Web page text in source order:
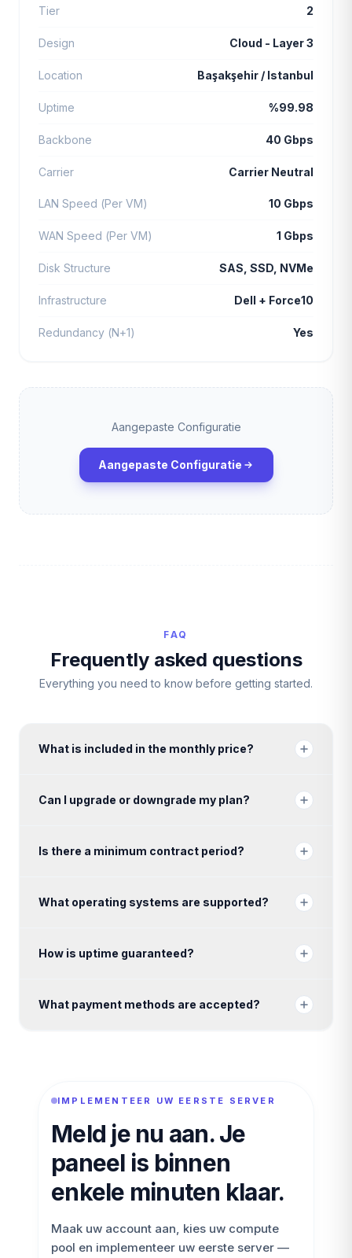
Tier 2
Design Cloud - Layer 3
Location Başakşehir / Istanbul
Uptime %99.98
Backbone 40 Gbps
Carrier Carrier Neutral
LAN Speed (Per VM) 10 Gbps
WAN Speed (Per VM) 1 Gbps
Disk Structure SAS, SSD, NVMe
Infrastructure Dell + Force10
Redundancy (N+1) Yes
Aangepaste Configuratie
Aangepaste Configuratie
FAQ
Frequently asked questions
Everything you need to know before getting started.
What is included in the monthly price?
Can I upgrade or downgrade my plan?
Is there a minimum contract period?
What operating systems are supported?
How is uptime guaranteed?
What payment methods are accepted?
IMPLEMENTEER UW EERSTE SERVER
Meld je nu aan. Je
paneel is binnen
enkele minuten klaar.
Maak uw account aan, kies uw compute
pool en implementeer uw eerste server —